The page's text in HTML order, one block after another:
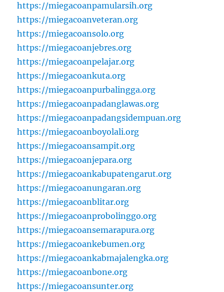
https://miegacoanpamularsih.org
https://miegacoanveteran.org
https://miegacoansolo.org
https://miegacoanjebres.org
https://miegacoanpelajar.org
https://miegacoankuta.org
https://miegacoanpurbalingga.org
https://miegacoanpadanglawas.org
https://miegacoanpadangsidempuan.org
https://miegacoanboyolali.org
https://miegacoansampit.org
https://miegacoanjepara.org
https://miegacoankabupatengarut.org
https://miegacoanungaran.org
https://miegacoanblitar.org
https://miegacoanprobolinggo.org
https://miegacoansemarapura.org
https://miegacoankebumen.org
https://miegacoankabmajalengka.org
https://miegacoanbone.org
https://miegacoansunter.org